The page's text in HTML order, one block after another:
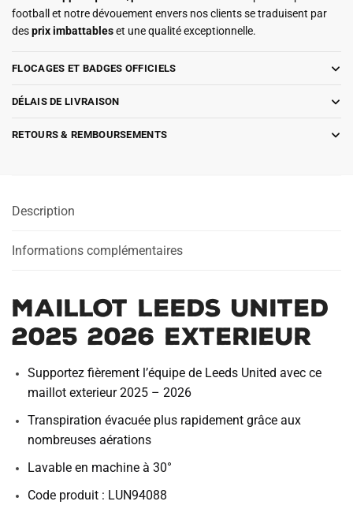
football et notre dévouement envers nos clients se traduisent par
desprix imbattableset une qualité exceptionnelle.
FLOCAGES ET BADGES OFFICIELS
DÉLAIS DE LIVRAISON
RETOURS & REMBOURSEMENTS
Description
Informations complémentaires
Maillot Leeds United
2025 2026 Exterieur
Supportez fièrement l’équipe de Leeds United avec ce
maillot exterieur 2025 – 2026
Transpiration évacuée plus rapidement grâce aux
nombreuses aérations
Lavable en machine à 30°
Code produit : LUN94088